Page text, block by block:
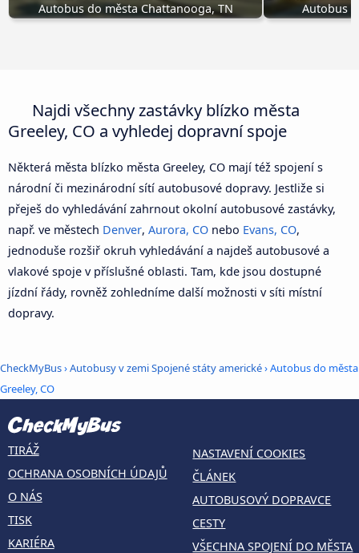
Autobus do města Chattanooga, TN Autobus
Najdi všechny zastávky blízko města
Greeley, CO a vyhledej dopravní spoje
Některá města blízko města Greeley, CO mají též spojení s
národní či mezinárodní sítí autobusové dopravy. Jestliže si
přeješ do vyhledávání zahrnout okolní autobusové zastávky,
např. ve městech Denver, Aurora, CO nebo Evans, CO,
jednoduše rozšiř okruh vyhledávání a najdeš autobusové a
vlakové spoje v příslušné oblasti. Tam, kde jsou dostupné
jízdní řády, rovněž zohledníme další možnosti v síti místní
dopravy.
CheckMyBus›Autobusy v zemi Spojené státy americké› Autobus do města
Greeley, CO
TIRÁŽ
OCHRANA OSOBNÍCH ÚDAJŮ
O NÁS
TISK
KARIÉRA
NASTAVENÍ COOKIES
ČLÁNEK
AUTOBUSOVÝ DOPRAVCE
CESTY
VŠECHNA SPOJENÍ DO MĚSTA